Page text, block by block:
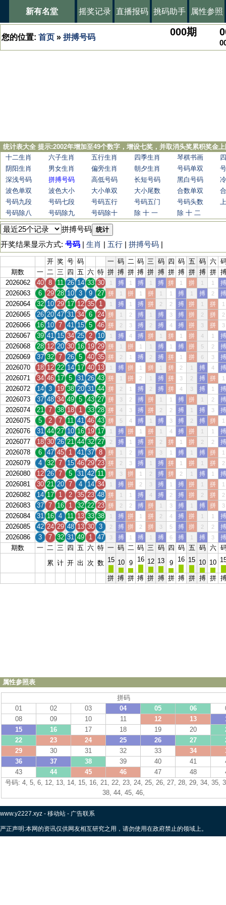
新有名堂 摇奖记录 直播报码 挑码助手 属性参照
您的位置: 首页 » 拼搏号码 000期
统计表大全 提示:2002年增加至49个数字，增设七奖，并取消头奖累积奖金
十二生肖
六子生肖 五行生肖 四季生肖 琴棋书画
阴阳生肖
男女生肖 偏旁生肖 朝夕生肖 号码单双
深浅号码
拼搏号码 高低号码 长短号码 黑白号码
波色单双
波色大小 大小单双 大小尾数 合数单双
号码九段
号码七段 号码五行 号码五门 号码头数
号码除八
号码除九 号码除十 除 十 一 除 十 二
拼搏号码 统计
开奖结果显示方式: 号码 | 生肖 | 五行 | 拼搏号码 |
开 奖 号 码 一 码 二 码 三 码 四 码 五 码 六
期数
一 二 三 四 五 六 特 拼 搏 拼 搏 拼 搏 拼 搏 拼 搏 拼
2026062
40 8 11 26 14 33 30 1 搏 1 搏 1 搏 拼 1 拼 1 1 搏
2026063 6 29 28 10 3 9 27 拼 1 拼 1 拼 1 1 搏 1 搏 2 搏
2026064 32 10 29 17 12 35 1 1 搏 1 搏 拼 2 2 搏 拼 1 拼 1
2026065 26 20 47 31 34 6 24 拼 1 2 搏 1 搏 3 搏 拼 2 拼 2
2026066 16 10 7 41 15 5 46 拼 2 3 搏 2 搏 4 搏 拼 3 拼 3
2026067 39 41 15 34 25 2 10 1 搏 4 搏 拼 1 拼 1 拼 4 1 搏
2026068 28 12 20 30 16 19 29 拼 1 拼 1 1 搏 1 搏 拼 5 2 搏
2026069 37 32 7 26 5 40 35 拼 2 1 搏 2 搏 拼 1 拼 6 3 搏
2026070 18 12 22 14 17 40 13 1 搏 拼 1 拼 1 拼 2 1 搏 4 搏
2026071 34 46 17 5 31 26 43 拼 1 拼 2 1 搏 拼 3 2 搏 拼 1
2026072 14 3 19 38 20 31 44 拼 2 1 搏 2 搏 拼 4 3 搏 1 搏
2026073 37 48 34 49 5 43 27 拼 3 2 搏 拼 1 1 搏 拼 1 2 搏
2026074 21 7 38 18 1 33 28 拼 4 3 搏 拼 2 2 搏 1 搏 3 搏
2026075 5 2 7 11 41 46 43 拼 5 4 搏 1 搏 3 搏 2 搏 拼 1
2026076 31 44 27 10 16 19 17 1 搏 拼 1 拼 1 4 搏 拼 1 1 搏
2026077 18 30 26 21 44 32 27 2 搏 1 搏 拼 2 拼 1 拼 2 2 搏
2026078 6 47 45 1 41 37 8 拼 1 2 搏 拼 3 1 搏 1 搏 拼 1
2026079 4 32 7 15 46 29 23 拼 2 3 搏 1 搏 拼 1 拼 1 拼 2
2026080 12 26 7 5 31 42 11 拼 3 拼 1 2 搏 拼 2 1 搏 1 搏
2026081 30 21 20 7 4 14 34 1 搏 拼 2 3 搏 1 搏 拼 1 拼 1
2026082 14 17 1 2 35 23 48 拼 1 1 搏 4 搏 2 搏 拼 2 拼 2
2026083 37 7 16 1 32 22 23 拼 2 2 搏 拼 1 3 搏 1 搏 拼 3
2026084 31 16 4 11 13 33 38 1 搏 拼 1 拼 2 4 搏 拼 1 1 搏
2026085 42 24 29 48 13 30 3 2 搏 拼 2 拼 3 5 搏 拼 2 2 搏
2026086 3 7 32 31 49 1 47 3 搏 1 搏 1 搏 6 搏 1 搏 3 搏
期数 一 二 三 四 五 六 特 一 码 二 码 三 码 四 码 五 码 六
累 计 开 出 次 数 15 10 9 16 12 13 9 16 15 10 10
拼 搏 拼 搏 拼 搏 拼 搏 拼 搏 拼
属性参照表
拼码
01
02 03 04 05 06
08
09 10 11 12 13
15
16 17 18 19 20
22
23 24 25 26 27
29
30 31 32 33 34
36
37 38 39 40 41
43
44 45 46 47 48
号码: 4, 5, 6, 12, 13, 14, 15, 16, 21, 22, 23, 24, 25, 26, 27, 28, 29, 34, 35,
38, 44, 45, 46,
www.y2227.xyz - 移动站 - 广告联系
严正声明:本网的资讯仅供网友相互研究之用，请勿使用在政府禁止的领域上。